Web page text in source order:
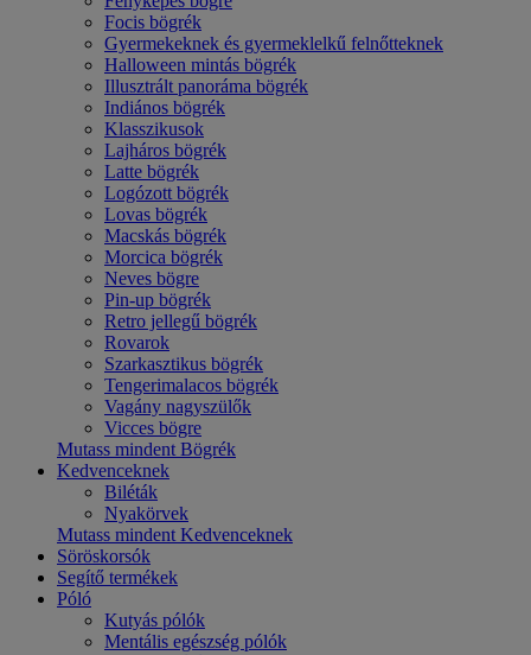
Focis bögrék
Gyermekeknek és gyermeklelkű felnőtteknek
Halloween mintás bögrék
Illusztrált panoráma bögrék
Indiános bögrék
Klasszikusok
Lajháros bögrék
Latte bögrék
Logózott bögrék
Lovas bögrék
Macskás bögrék
Morcica bögrék
Neves bögre
Pin-up bögrék
Retro jellegű bögrék
Rovarok
Szarkasztikus bögrék
Tengerimalacos bögrék
Vagány nagyszülők
Vicces bögre
Mutass mindent Bögrék
Kedvenceknek
Biléták
Nyakörvek
Mutass mindent Kedvenceknek
Söröskorsók
Segítő termékek
Póló
Kutyás pólók
Mentális egészség pólók